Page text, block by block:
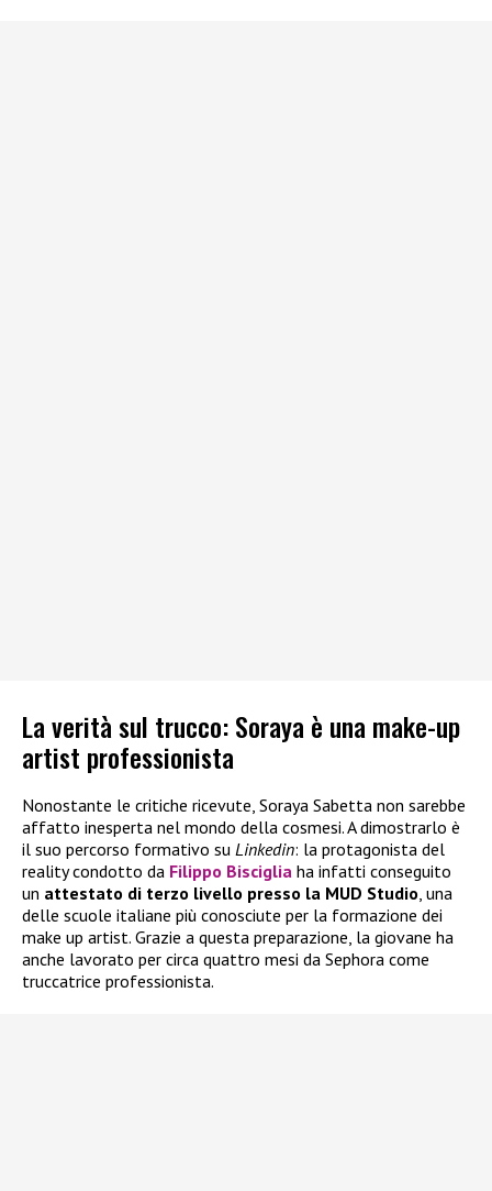
La verità sul trucco: Soraya è una make-up
artist professionista
Nonostante le critiche ricevute, Soraya Sabetta non sarebbe
affatto inesperta nel mondo della cosmesi. A dimostrarlo è
il suo percorso formativo su Linkedin: la protagonista del
reality condotto da Filippo Bisciglia ha infatti conseguito
un attestato di terzo livello presso la MUD Studio , una
delle scuole italiane più conosciute per la formazione dei
make up artist. Grazie a questa preparazione, la giovane ha
anche lavorato per circa quattro mesi da Sephora come
truccatrice professionista.